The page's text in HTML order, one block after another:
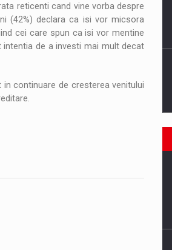
reticenti cand vine vorba despre
(42%) declara ca isi vor micsora
cei care spun ca isi vor mentine
de a investi mai mult decat
continuare de cresterea venitului